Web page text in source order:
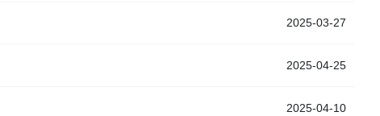
2025-03-27
2025-04-25
2025-04-10